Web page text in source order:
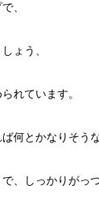
、
ょう、
れています。
何とかなりそう
、しっかりがっ